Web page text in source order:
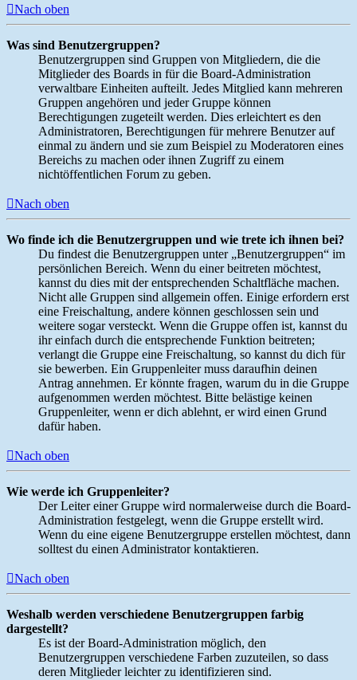
Nach oben
Was sind Benutzergruppen?
Benutzergruppen sind Gruppen von Mitgliedern, die die
Mitglieder des Boards in für die Board-Administration
verwaltbare Einheiten aufteilt. Jedes Mitglied kann mehreren
Gruppen angehören und jeder Gruppe können
Berechtigungen zugeteilt werden. Dies erleichtert es den
Administratoren, Berechtigungen für mehrere Benutzer auf
einmal zu ändern und sie zum Beispiel zu Moderatoren eines
Bereichs zu machen oder ihnen Zugriff zu einem
nichtöffentlichen Forum zu geben.
Nach oben
Wo finde ich die Benutzergruppen und wie trete ich ihnen bei?
Du findest die Benutzergruppen unter „Benutzergruppen“ im
persönlichen Bereich. Wenn du einer beitreten möchtest,
kannst du dies mit der entsprechenden Schaltfläche machen.
Nicht alle Gruppen sind allgemein offen. Einige erfordern erst
eine Freischaltung, andere können geschlossen sein und
weitere sogar versteckt. Wenn die Gruppe offen ist, kannst du
ihr einfach durch die entsprechende Funktion beitreten;
verlangt die Gruppe eine Freischaltung, so kannst du dich für
sie bewerben. Ein Gruppenleiter muss daraufhin deinen
Antrag annehmen. Er könnte fragen, warum du in die Gruppe
aufgenommen werden möchtest. Bitte belästige keinen
Gruppenleiter, wenn er dich ablehnt, er wird einen Grund
dafür haben.
Nach oben
Wie werde ich Gruppenleiter?
Der Leiter einer Gruppe wird normalerweise durch die Board-
Administration festgelegt, wenn die Gruppe erstellt wird.
Wenn du eine eigene Benutzergruppe erstellen möchtest, dann
solltest du einen Administrator kontaktieren.
Nach oben
Weshalb werden verschiedene Benutzergruppen farbig
dargestellt?
Es ist der Board-Administration möglich, den
Benutzergruppen verschiedene Farben zuzuteilen, so dass
deren Mitglieder leichter zu identifizieren sind.